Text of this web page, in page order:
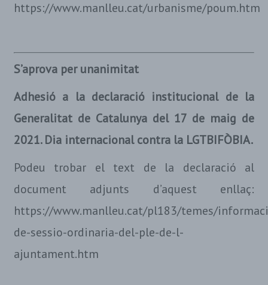
https://www.manlleu.cat/urbanisme/poum.htm
S’aprova per unanimitat
Adhesió a la declaració institucional de la
Generalitat de Catalunya del 17 de maig de
2021. Dia internacional contra la LGTBIFÒBIA.
Podeu trobar el text de la declaració al
document adjunts d’aquest enllaç:
https://www.manlleu.cat/pl183/temes/
de-sessio-ordinaria-del-ple-de-l-
ajuntament.htm